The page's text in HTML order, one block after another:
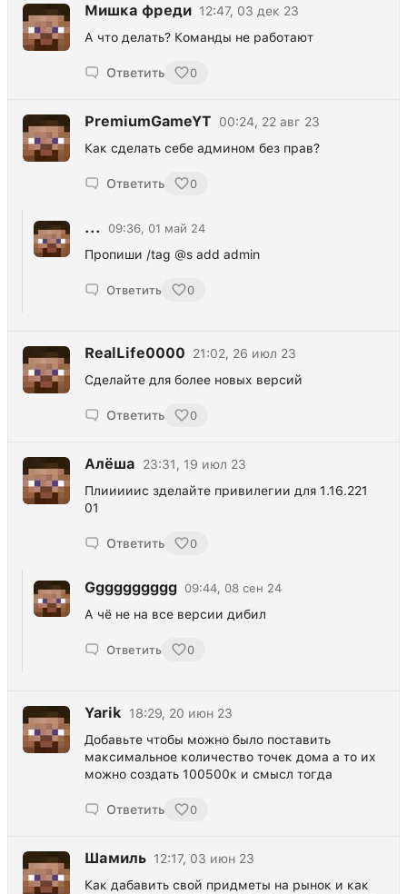
Мишка фреди 12:47, 03 дек 23
А что делать? Команды не работают
Ответить 0
PremiumGameYT
00:24, 22 авг 23
Как сделать себе админом без прав?
Ответить 0
... 09:36, 01 май 24
Пропиши /tag @s add admin
Ответить 0
RealLife0000
21:02, 26 июл 23
Сделайте для более новых версий
Ответить 0
Алёша
23:31, 19 июл 23
Плииииис зделайте привилегии для 1.16.221
01
Ответить 0
Gggggggggg 09:44, 08 сен 24
А чё не на все версии дибил
Ответить 0
Yarik
18:29, 20 июн 23
Добавьте чтобы можно было поставить
максимальное количество точек дома а то их
можно создать 100500к и смысл тогда
Ответить 0
Шамиль 12:17, 03 июн 23
Как дабавить свой придметы на рынок и как